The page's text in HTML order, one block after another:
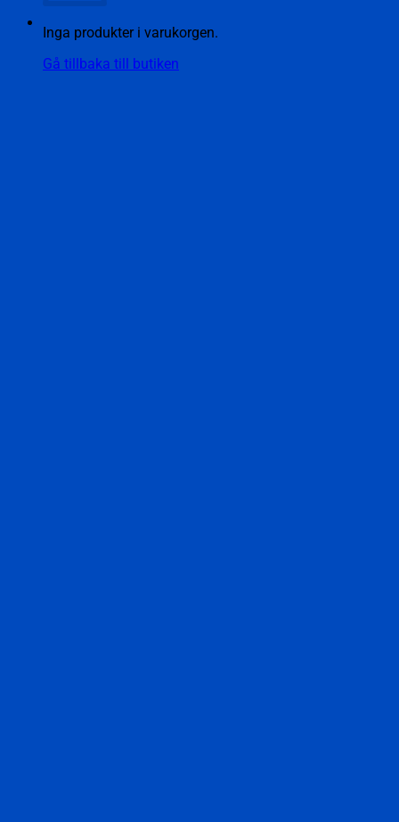
Inga produkter i varukorgen.
Gå tillbaka till butiken